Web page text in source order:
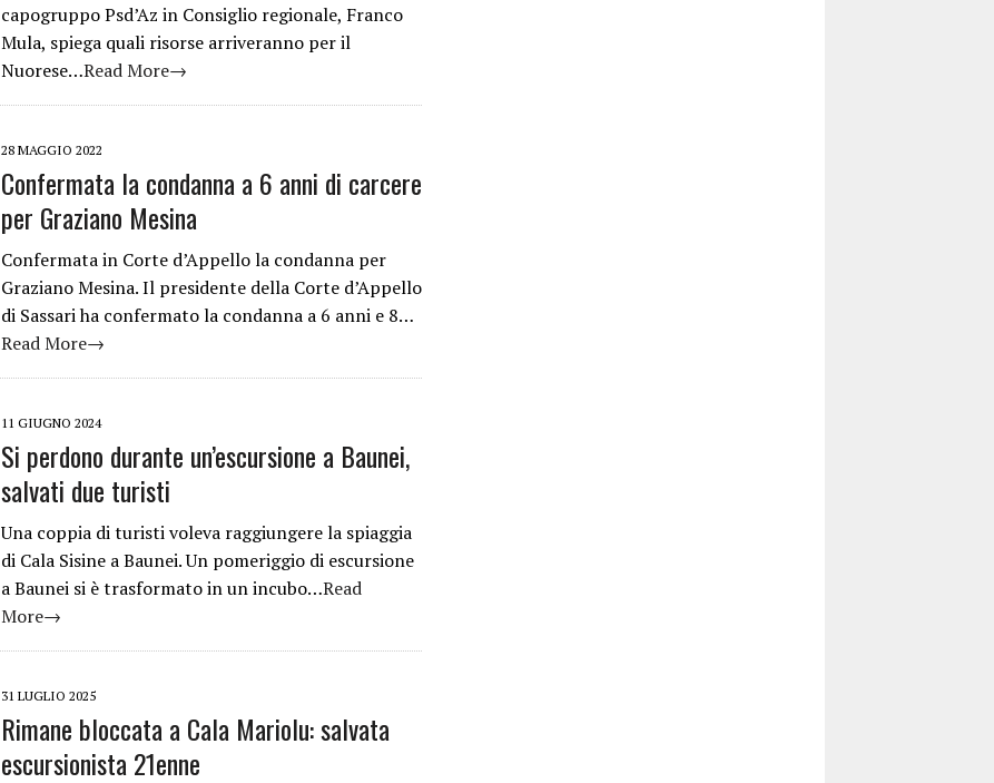
capogruppo Psd’Az in Consiglio regionale, Franco
Mula, spiega quali risorse arriveranno per il
Nuorese…Read More→
28 MAGGIO 2022
Confermata la condanna a 6 anni di carcere
per Graziano Mesina
Confermata in Corte d’Appello la condanna per
Graziano Mesina. Il presidente della Corte d’Appello
di Sassari ha confermato la condanna a 6 anni e 8…
Read More→
11 GIUGNO 2024
Si perdono durante un’escursione a Baunei,
salvati due turisti
Una coppia di turisti voleva raggiungere la spiaggia
di Cala Sisine a Baunei. Un pomeriggio di escursione
a Baunei si è trasformato in un incubo…Read
More→
31 LUGLIO 2025
Rimane bloccata a Cala Mariolu: salvata
escursionista 21enne